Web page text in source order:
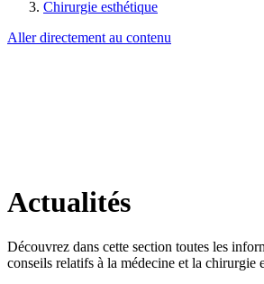
Chirurgie esthétique
Aller directement au contenu
Actualités
Découvrez dans cette section toutes les
conseils relatifs à la médecine et la chirurgie